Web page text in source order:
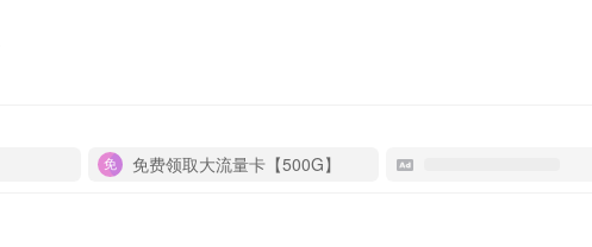
免费领取大流量卡【500G】